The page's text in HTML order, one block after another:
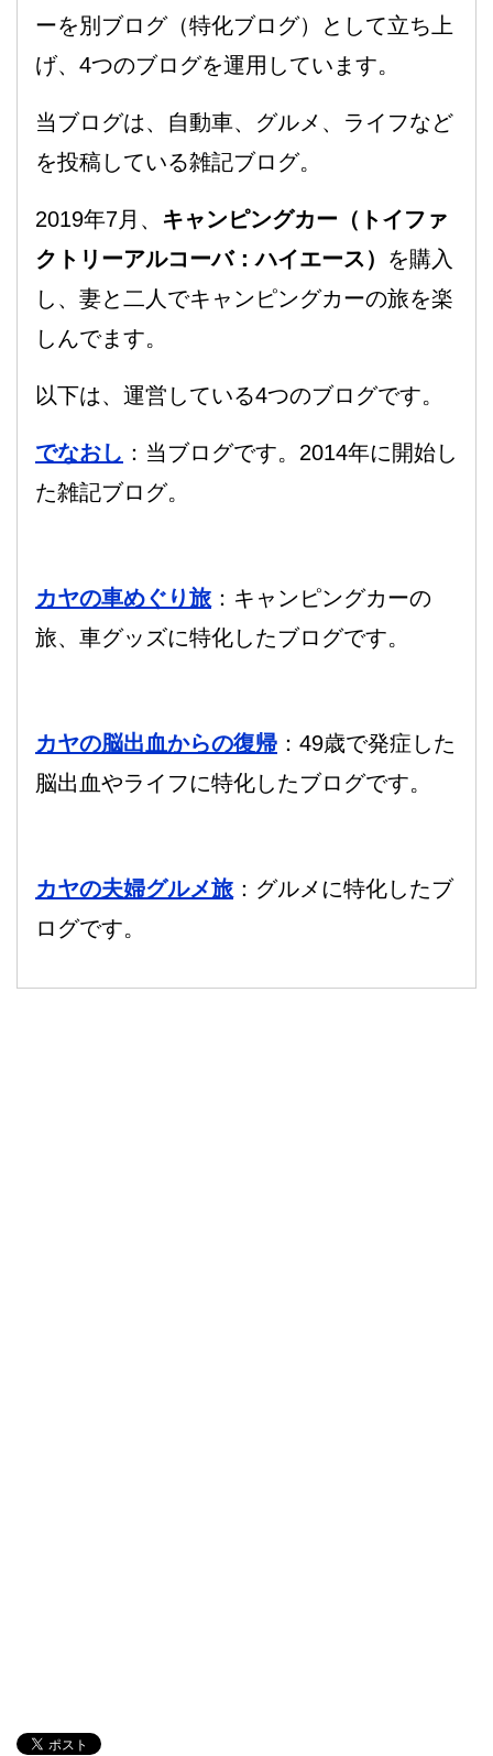
ーを別ブログ（特化ブログ）として立ち上
げ、4つのブログを運用しています。
当ブログは、自動車、グルメ、ライフなど
を投稿している雑記ブログ。
2019年7月、 キャンピングカー（トイファ
クトリーアルコーバ：ハイエース） を購入
し、妻と二人でキャンピングカーの旅を楽
しんでます。
以下は、運営している4つのブログです。
でなおし ：当ブログです。2014年に開始し
た雑記ブログ。
カヤの車めぐり旅 ：キャンピングカーの
旅、車グッズに特化したブログです。
カヤの脳出血からの復帰 ：49歳で発症した
脳出血やライフに特化したブログです。
カヤの夫婦グルメ旅 ：グルメに特化したブ
ログです。